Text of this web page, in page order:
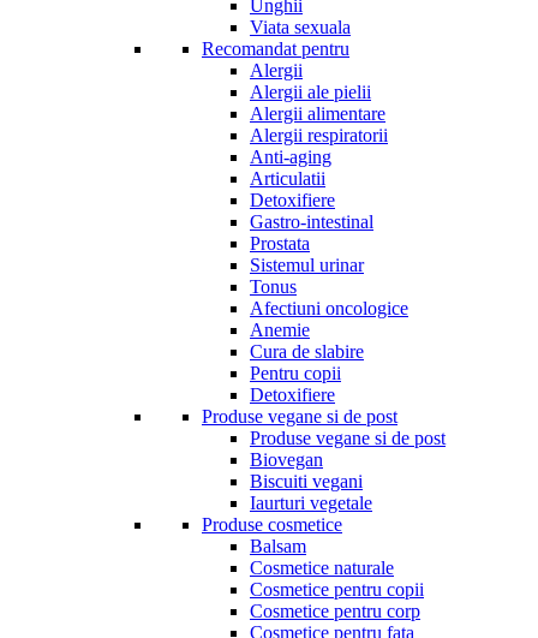
Unghii
Viata sexuala
Recomandat pentru
Alergii
Alergii ale pielii
Alergii alimentare
Alergii respiratorii
Anti-aging
Articulatii
Detoxifiere
Gastro-intestinal
Prostata
Sistemul urinar
Tonus
Afectiuni oncologice
Anemie
Cura de slabire
Pentru copii
Detoxifiere
Produse vegane si de post
Produse vegane si de post
Biovegan
Biscuiti vegani
Iaurturi vegetale
Produse cosmetice
Balsam
Cosmetice naturale
Cosmetice pentru copii
Cosmetice pentru corp
Cosmetice pentru fata